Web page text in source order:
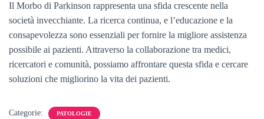
Il Morbo di Parkinson rappresenta una sfida crescente nella
società invecchiante. La ricerca continua, e l’educazione e la
consapevolezza sono essenziali per fornire la migliore assistenza
possibile ai pazienti. Attraverso la collaborazione tra medici,
ricercatori e comunità, possiamo affrontare questa sfida e cercare
soluzioni che migliorino la vita dei pazienti.
Categorie: PATOLOGIE